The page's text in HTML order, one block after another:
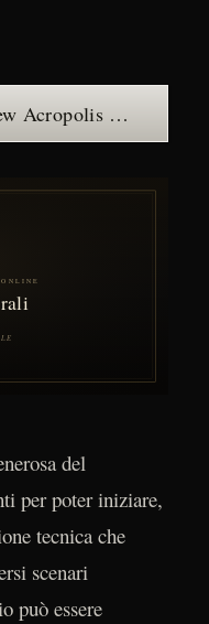
Headquarters of the New Acropolis Rome Association — see the place →
del
per poter iniziare,
tecnica che
scenari
può essere